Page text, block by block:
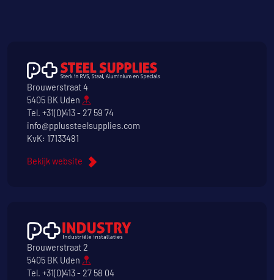
Brouwerstraat 4
5405 BK Uden
Tel. +31(0)413 - 27 59 74
info@pplussteelsupplies.com
KvK: 17133481
Bekijk website
Brouwerstraat 2
5405 BK Uden
Tel. +31(0)413 - 27 58 04